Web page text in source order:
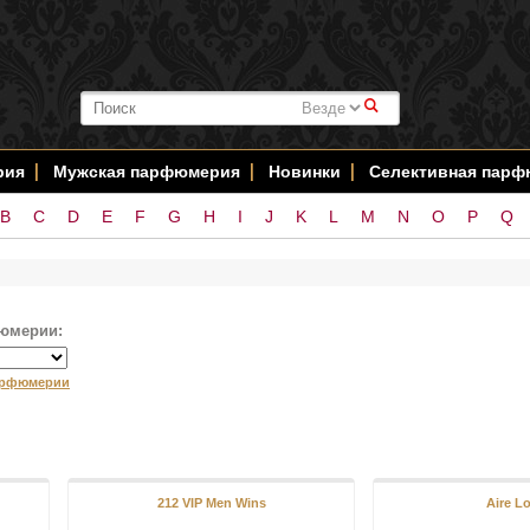
#
Мужская парфюмерия Новинки Селективная
B C D E F G H I J K L M N O P Q
212 VIP Men Wins Aire